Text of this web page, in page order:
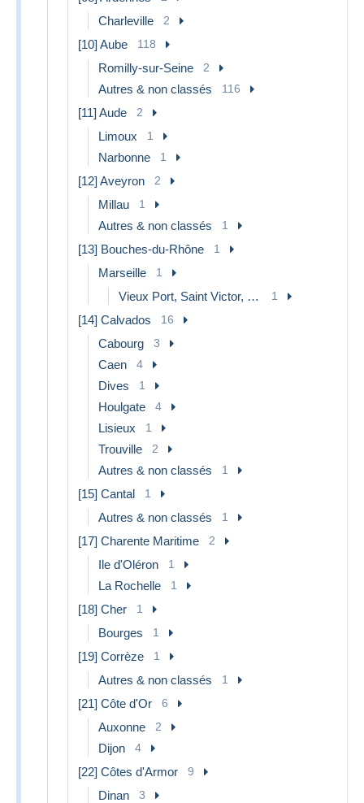
Charleville 2
[10] Aube 118
Romilly-sur-Seine 2
Autres & non classés 116
[11] Aude 2
Limoux 1
Narbonne 1
[12] Aveyron 2
Millau 1
Autres & non classés 1
[13] Bouches-du-Rhône 1
Marseille 1
Vieux Port, Saint Victor, Le Panier 1
[14] Calvados 16
Cabourg 3
Caen 4
Dives 1
Houlgate 4
Lisieux 1
Trouville 2
Autres & non classés 1
[15] Cantal 1
Autres & non classés 1
[17] Charente Maritime 2
Ile d'Oléron 1
La Rochelle 1
[18] Cher 1
Bourges 1
[19] Corrèze 1
Autres & non classés 1
[21] Côte d'Or 6
Auxonne 2
Dijon 4
[22] Côtes d'Armor 9
Dinan 3